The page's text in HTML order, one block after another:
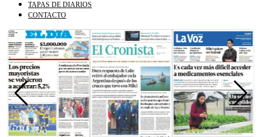
TAPAS DE DIARIOS
CONTACTO